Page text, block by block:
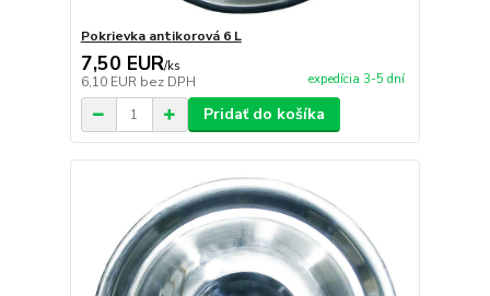
Pokrievka antikorová 6 L
7,50 EUR/ks
6,10 EUR bez DPH expedícia 3-5 dní
Pridať do košíka